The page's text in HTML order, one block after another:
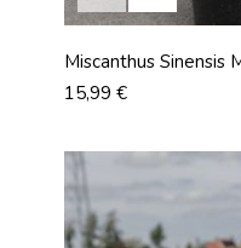
Miscanthus Sinensis
Prix
15,99 €